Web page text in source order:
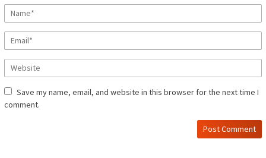
Save my name, email, and website in this browser for the next time I
comment.